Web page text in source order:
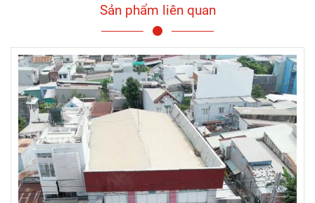
Sản phẩm liên quan